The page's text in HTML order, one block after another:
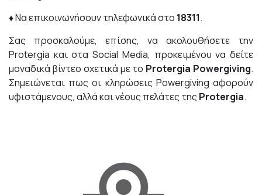
♦Να επικοινωνήσουν τηλεφωνικά στο 18311.
Σας προσκαλούμε, επίσης, να ακολουθήσετε την
Protergia και στα Social Media, προκειμένου να δείτε
μοναδικά βίντεο σχετικά με το Protergia Powergiving.
Σημειώνεται πως οι κληρώσεις Powergiving αφορούν
υφιστάμενους, αλλά και νέους πελάτες της Protergia.